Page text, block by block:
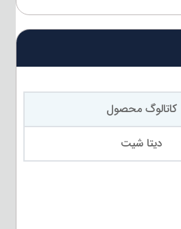
کاتالوگ محصول
دیتا شیت